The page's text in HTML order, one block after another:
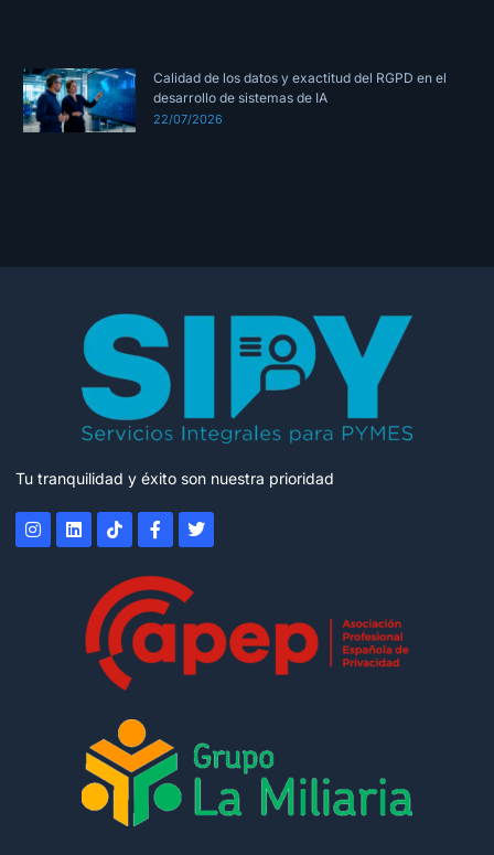
Calidad de los datos y exactitud del RGPD en el
desarrollo de sistemas de IA
22/07/2026
Tu tranquilidad y éxito son nuestra prioridad